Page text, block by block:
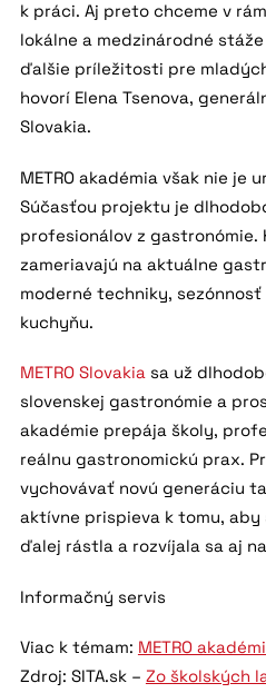
k práci. Aj preto chceme v
lokálne a medzinárodné
ďalšie príležitosti pre
hovorí Elena Tsenova,
Slovakia.
METRO akadémia však nie je
Súčasťou projektu je
profesionálov z gastronómie.
zameriavajú na aktuálne
moderné techniky,
kuchyňu.
METRO Slovakiasa už
slovenskej gastronómie a
akadémie prepája školy,
reálnu gastronomickú prax.
vychovávať novú generáciu
aktívne prispieva k tomu,
ďalej rástla a rozvíjala sa aj
Informačný servis
Viac k témam: METRO
Zdroj: SITA.sk – Zo školských